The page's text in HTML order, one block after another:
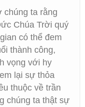
chúng ta rằng
Chúa Trời quý
có thể đem
thành công,
vọng với hy
lại sự thỏa
thuộc về trần
chúng ta thật sự